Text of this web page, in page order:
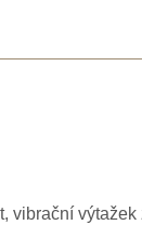
vibrační